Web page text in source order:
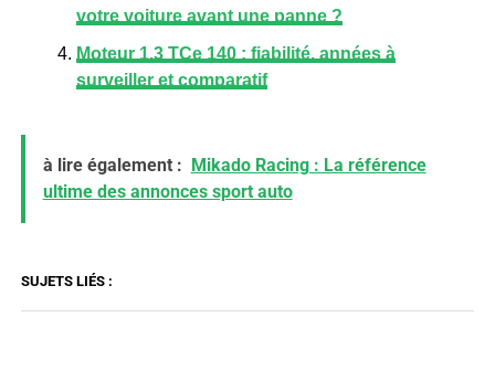
votre voiture avant une panne ?
Moteur 1.3 TCe 140 : fiabilité, années à
surveiller et comparatif
à lire également : Mikado Racing : La référence
ultime des annonces sport auto